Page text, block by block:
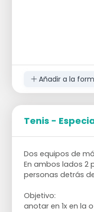
Añadir a la
Tenis -
Dos equipos de
En ambos lados 2
personas detrás
Objetivo:
anotar en 1x en la